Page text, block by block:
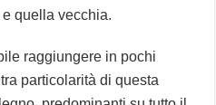
quella vecchia.
raggiungere in pochi
particolarità di questa